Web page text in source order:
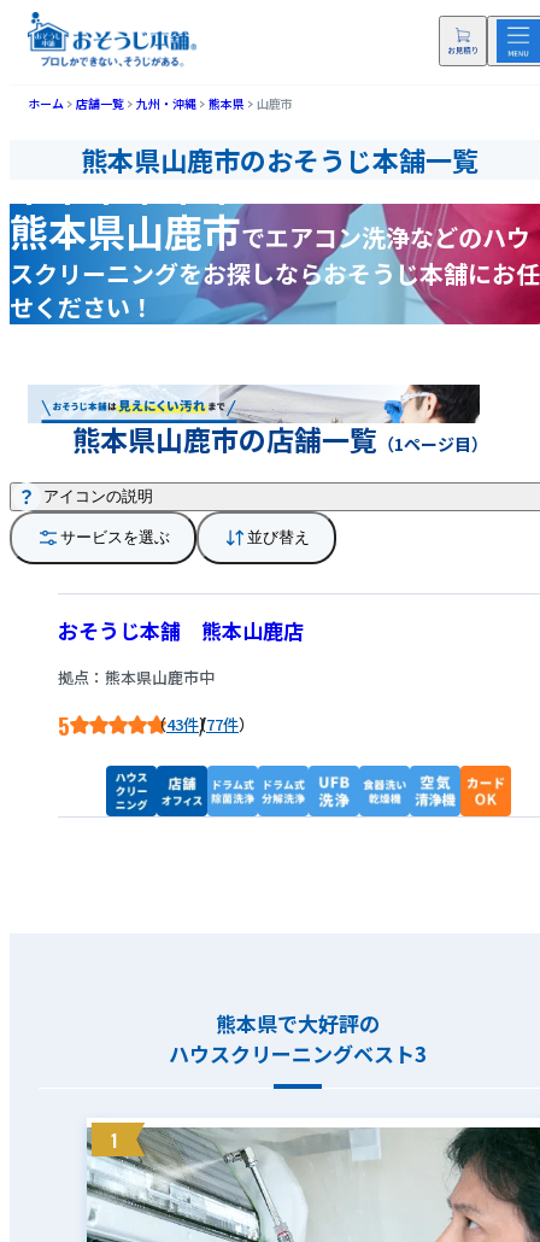
ホーム 店舗一覧 九州・沖縄 熊本県 山鹿市
熊本県山鹿市のおそうじ本舗一覧
熊本県山鹿市でエアコン洗浄などのハウ
スクリーニングをお探しならおそうじ本舗にお任
せください！
熊本県山鹿市の店舗一覧 （1ページ目）
サービスを選ぶ 並び替え
アイコンの説明
おそうじ本舗 熊本山鹿店
拠点：熊本県山鹿市中
5 43件/77件
熊本県で大好評の
ハウスクリーニングベスト3
1